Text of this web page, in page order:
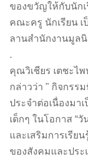
ของขวัญให้กับนัก
คณะครู นักเรียน เ
ลานสำนักงานมูลนิ
.
คุณวิเชียร เตชะไ
กล่าวว่า " กิจกรร
ประจำต่อเนื่องมา
เด็กๆ ในโอกาส “
และเสริมการเรีย
ของสังคมและประ